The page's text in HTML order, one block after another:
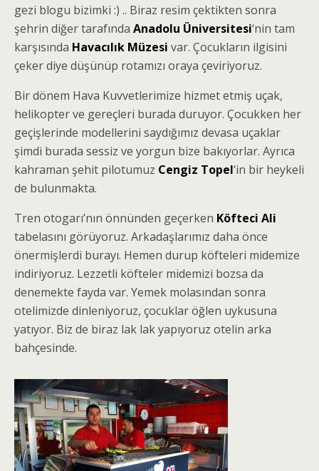
gezi blogu bizimki :) .. Biraz resim çektikten sonra
şehrin diğer tarafında Anadolu Üniversitesi‘nin tam
karşısında Havacılık Müzesi var. Çocukların ilgisini
çeker diye düşünüp rotamızı oraya çeviriyoruz.
Bir dönem Hava Kuvvetlerimize hizmet etmiş uçak,
helikopter ve gereçleri burada duruyor. Çocukken her
geçişlerinde modellerini saydığımız devasa uçaklar
şimdi burada sessiz ve yorgun bize bakıyorlar. Ayrıca
kahraman şehit pilotumuz Cengiz Topel‘in bir heykeli
de bulunmakta.
Tren otogarı’nın önnünden geçerken Köfteci Ali
tabelasını görüyoruz. Arkadaşlarımız daha önce
önermişlerdi burayı. Hemen durup köfteleri midemize
indiriyoruz. Lezzetli köfteler midemizi bozsa da
denemekte fayda var. Yemek molasından sonra
otelimizde dinleniyoruz, çocuklar öğlen uykusuna
yatıyor. Biz de biraz lak lak yapıyoruz otelin arka
bahçesinde.